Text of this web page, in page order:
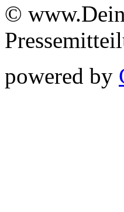
©
powered by